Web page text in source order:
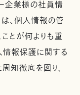
企業様の社員情
、個人情報の管
とが何よりも重
情報保護に関する
知徹底を図り、